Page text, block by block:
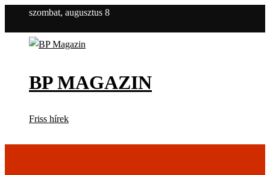
szombat, augusztus 8
BP MAGAZIN
Friss hírek